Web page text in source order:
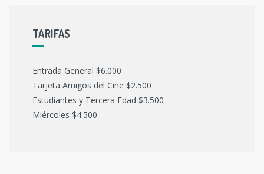
TARIFAS
Entrada General $6.000
Tarjeta Amigos del Cine $2.500
Estudiantes y Tercera Edad $3.500
Miércoles $4.500